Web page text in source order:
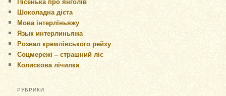
Шоколадна дієта
Мова інтерліньяжу
Язык интерлиньяжа
Розвал кремлівського рейху
Соцмережі – страшний ліс
Колискова лічилка
РУБРИКИ